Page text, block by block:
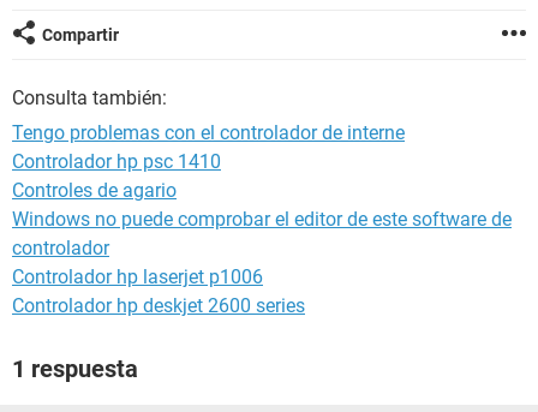
Compartir
Consulta también:
Tengo problemas con el controlador de interne
Controlador hp psc 1410
Controles de agario
Windows no puede comprobar el editor de este software de
controlador
Controlador hp laserjet p1006
Controlador hp deskjet 2600 series
1 respuesta